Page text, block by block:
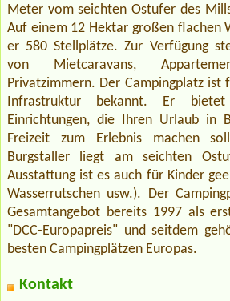
Meter vom seichten Ostufer des
Auf einem 12 Hektar großen flachen
er 580 Stellplätze. Zur Verfügung
von Mietcaravans,
Privatzimmern. Der Campingplatz ist
Infrastruktur bekannt. Er
Einrichtungen, die Ihren Urlaub in
Freizeit zum Erlebnis machen
Burgstaller liegt am seichten
Ausstattung ist es auch für Kinder
Wasserrutschen usw.). Der
Gesamtangebot bereits 1997 als
"DCC-Europapreis" und seitdem
besten Campingplätzen Europas.
Kontakt